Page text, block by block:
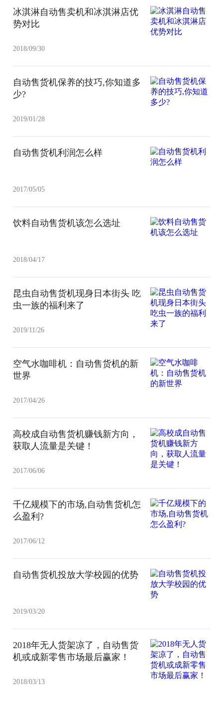
冰淇淋自动售卖机和冰淇淋店优
势对比
2018/09/30
自动售货机保养的技巧,你知道多
少?
2019/01/28
自动售货机利润怎么样
2017/05/05
饮料自动售货机该怎么选址
2018/04/17
昆虫自动售货机现身日本街头 吃
虫一族的福利来了
2019/11/26
空气水咖啡机：自动售货机的新
世界
2017/04/26
高校成自动售货机赚钱新方向，
获取人流量是关键！
2017/06/06
千亿规模下的市场,自动售货机怎
么盈利?
2017/06/12
自动售货机投放大学校园的优势
2019/03/20
2018年无人货架凉了，自动售货
机或成新零售市场最后赢家！
2018/03/13